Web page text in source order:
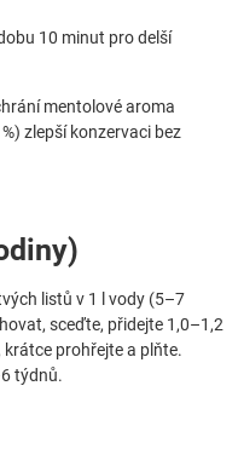
10 minut pro delší
mentolové aroma
zlepší konzervaci bez
listů v 1 l vody (5–7
sceďte, přidejte 1,0–1,2
prohřejte a plňte.
týdnů.